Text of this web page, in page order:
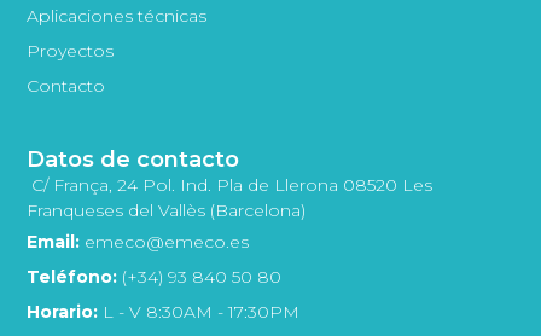
Aplicaciones técnicas
Proyectos
Contacto
Datos de contacto
C/ França, 24 Pol. Ind. Pla de Llerona 08520 Les
Franqueses del Vallès (Barcelona)
Email: emeco@emeco.es
Teléfono: (+34) 93 840 50 80
Horario: L - V 8:30AM - 17:30PM